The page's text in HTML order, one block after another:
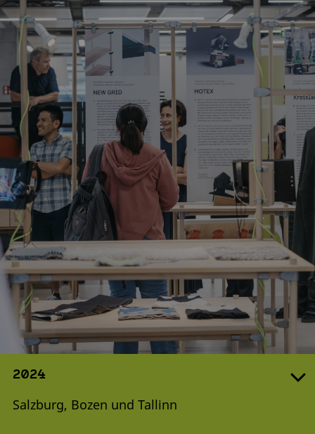
2024
Salzburg, Bozen und Tallinn